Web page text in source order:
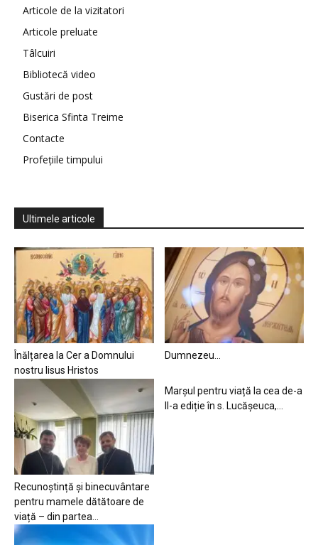
Articole de la vizitatori
Articole preluate
Tâlcuiri
Bibliotecă video
Gustări de post
Biserica Sfinta Treime
Contacte
Profețiile timpului
Ultimele articole
Înălțarea la Cer a Domnului
nostru Iisus Hristos
Dumnezeu…
Recunoștință și binecuvântare
pentru mamele dătătoare de
viață – din partea...
Marșul pentru viață la cea de-a
II-a ediție în s. Lucășeuca,...